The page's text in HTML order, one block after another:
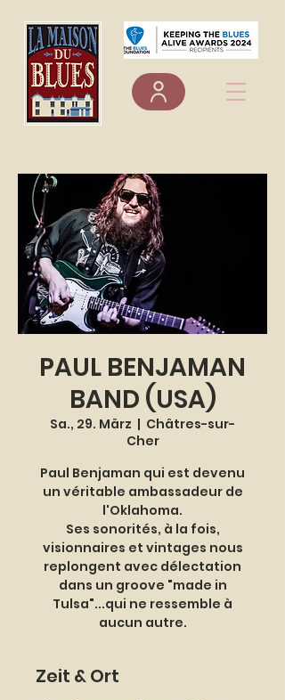
PAUL BENJAMAN
BAND (USA)
Sa., 29. März
  |
Châtres-sur-
Cher
Paul Benjaman qui est devenu
un véritable ambassadeur de
l'Oklahoma.
Ses sonorités, à la fois,
visionnaires et vintages nous
replongent avec délectation
dans un groove "made in
Tulsa"...qui ne ressemble à
Zeit & Ort